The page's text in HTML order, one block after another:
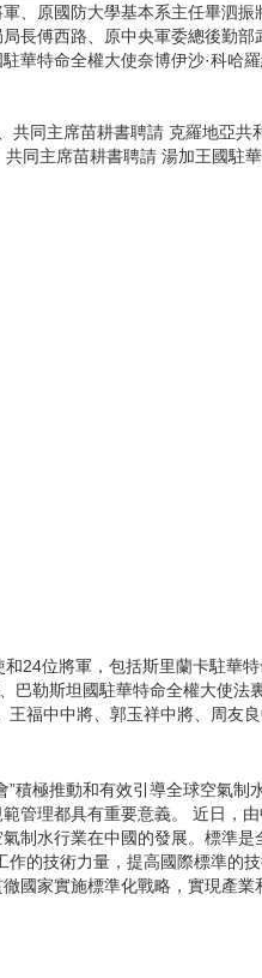
、原國防大學基本系主任畢泗
長傅西路、原中央軍委總後勤
華特命全權大使奈博伊沙·科哈
同主席苗耕書聘請 克羅地亞共
同主席苗耕書聘請 湯加王國駐
24位將軍，包括斯里蘭卡駐華
巴勒斯坦國駐華特命全權大使法
王福中中將、郭玉祥中將、周友
”積極推動和有效引導全球空氣
管理都具有重要意義。 近日，
制水行業在中國的發展。標準
作的技術力量，提高國際標準的
國家實施標準化戰略，實現產業